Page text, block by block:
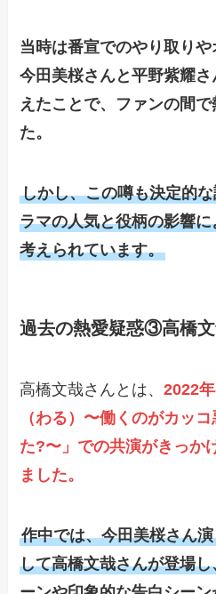
当時は番宣でのやり取り
今田美桜さんと平野紫耀
えたことで、ファンの間
た。
しかし、この噂も決定的
ラマの人気と役柄の影響
考えられています。
過去の熱愛疑惑③高橋
高橋文哉さんとは、2022
（わる）〜働くのがカッ
た?〜」での共演がきっか
ました。
作中では、今田美桜さん
して高橋文哉さんが登場